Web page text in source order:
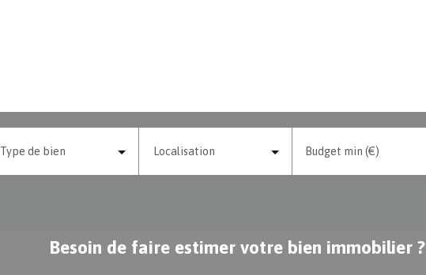
Type de bien Localisation Budget min (€)
Besoin de faire estimer votre bien immobilier ?